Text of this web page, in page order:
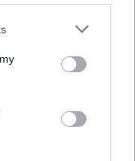
και είναι
νομολογία των
ως χώρο